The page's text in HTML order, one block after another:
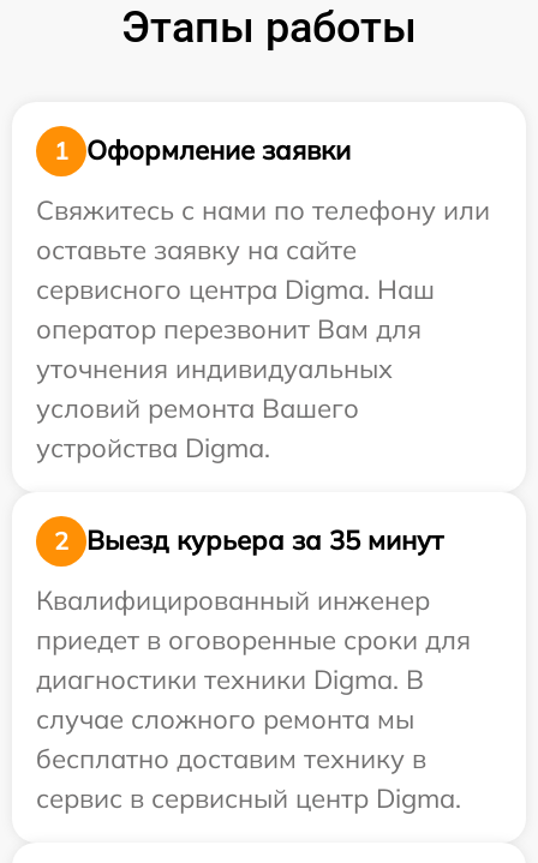
Этапы работы
1
Оформление заявки
Свяжитесь с нами по телефону или
оставьте заявку на сайте
сервисного центра Digma. Наш
оператор перезвонит Вам для
уточнения индивидуальных
условий ремонта Вашего
устройства Digma.
2
Выезд курьера за 35 минут
Квалифицированный инженер
приедет в оговоренные сроки для
диагностики техники Digma. В
случае сложного ремонта мы
бесплатно доставим технику в
сервис в сервисный центр Digma.